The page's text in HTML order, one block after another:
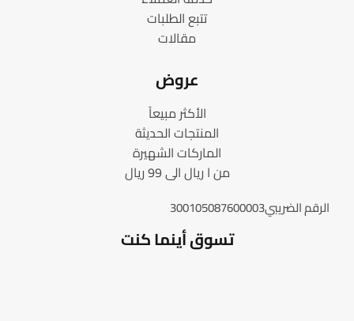
تتبع الطلبات
مقالات
عروض
الأكثر مبيعاً
المنتجات الحديثة
الماركات الشهيرة
من ا ريال الى 99 ريال
الرقم الضريبي300105087600003
تسوق أينما كنت